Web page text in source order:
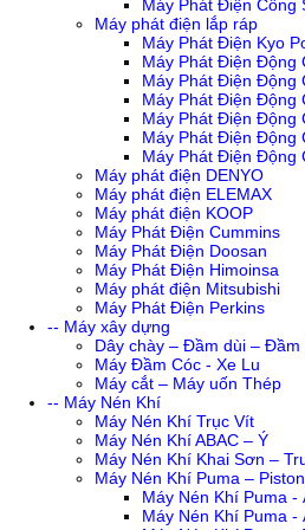
Máy Phát Điện Công
Máy phát điện lắp ráp
Máy Phát Điện Kyo
Máy Phát Điện Động
Máy Phát Điện Động
Máy Phát Điện Động
Máy Phát Điện Động
Máy Phát Điện Động
Máy Phát Điện Động
Máy phát điện DENYO
Máy phát điện ELEMAX
Máy phát điện KOOP
Máy Phát Điện Cummins
Máy Phát Điện Doosan
Máy Phát Điện Himoinsa
Máy phát điện Mitsubishi
Máy Phát Điện Perkins
-- Máy xây dựng
Dây chày – Đầm dùi – Đầm
Máy Đầm Cóc - Xe Lu
Máy cắt – Máy uốn Thép
-- Máy Nén Khí
Máy Nén Khí Trục Vít
Máy Nén Khí ABAC – Ý
Máy Nén Khí Khai Sơn –
Máy Nén Khí Puma – Piston
Máy Nén Khí Puma -
Máy Nén Khí Puma -